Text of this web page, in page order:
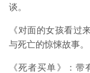
谈。
《对面的女孩看过
与死亡的惊悚故事。
《死者买单》：